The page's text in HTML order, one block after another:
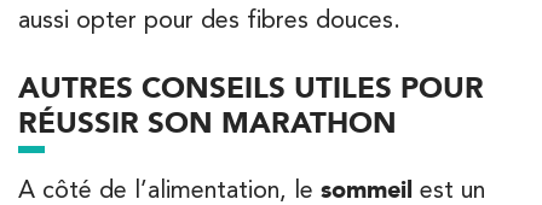
aussi opter pour des fibres douces.
AUTRES CONSEILS UTILES POUR
RÉUSSIR SON MARATHON
A côté de l’alimentation, le sommeil est un